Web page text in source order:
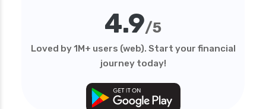
personal loan in telangana
personal loan in trichy
personal loan interest rates
4.9/5
Loved by 1M+ users (web). Start your financial
journey today!